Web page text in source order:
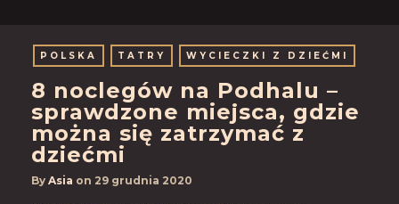
POLSKA TATRY WYCIECZKI Z DZIEĆMI
8 noclegów na Podhalu –
sprawdzone miejsca, gdzie
można się zatrzymać z
dziećmi
By Asia on 29 grudnia 2020